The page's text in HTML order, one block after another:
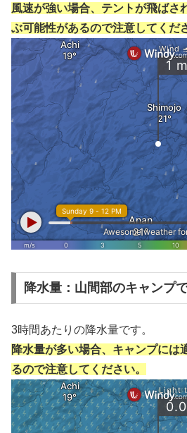
風速が強い場合、テントが飛ばさ
ぶ可能性があるので注意してくだ
降水量：山間部のキャンプ
3時間あたりの降水量です。
降水量が多い場合、キャンプには
るので注意してください。